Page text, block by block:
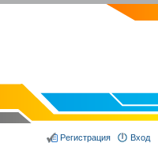
Вход
Регистрация